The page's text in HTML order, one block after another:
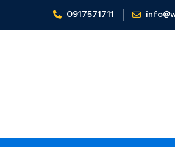
0917571711
Home Nghiệp vụ Kế toán &